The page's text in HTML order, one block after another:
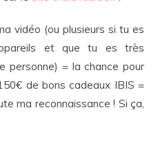
vidéo (ou plusieurs si tu es
et que tu es très
personne) = la chance pour
de bons cadeaux IBIS =
ma reconnaissance ! Si ça,